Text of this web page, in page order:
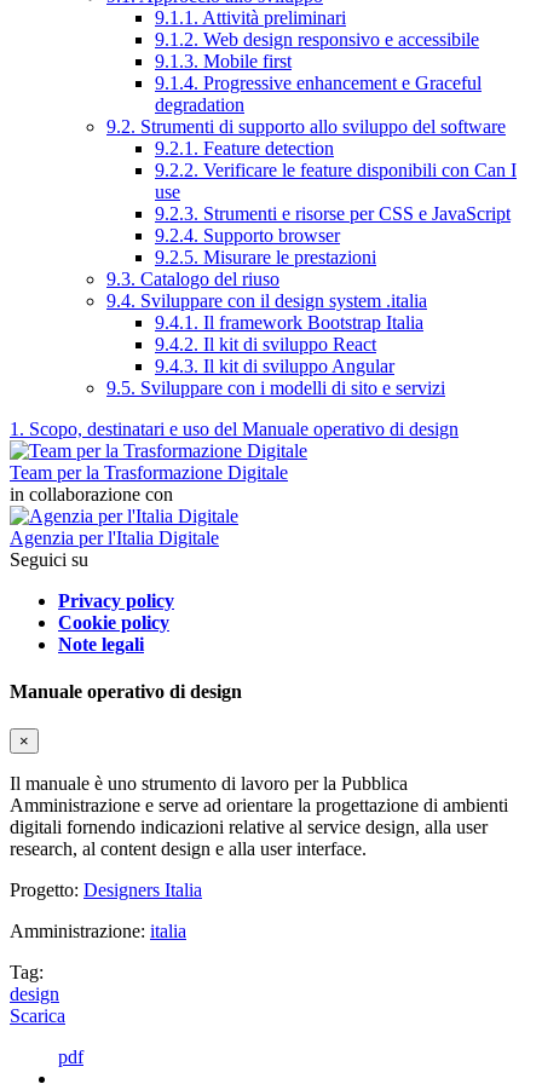
9.1.1. Attività preliminari
9.1.2. Web design responsivo e accessibile
9.1.3. Mobile first
9.1.4. Progressive enhancement e Graceful
degradation
9.2. Strumenti di supporto allo sviluppo del software
9.2.1. Feature detection
9.2.2. Verificare le feature disponibili con Can I
use
9.2.3. Strumenti e risorse per CSS e JavaScript
9.2.4. Supporto browser
9.2.5. Misurare le prestazioni
9.3. Catalogo del riuso
9.4. Sviluppare con il design system .italia
9.4.1. Il framework Bootstrap Italia
9.4.2. Il kit di sviluppo React
9.4.3. Il kit di sviluppo Angular
9.5. Sviluppare con i modelli di sito e servizi
1. Scopo, destinatari e uso del Manuale operativo di design
Team per la Trasformazione Digitale
in collaborazione con
Agenzia per l'Italia Digitale
Seguici su
Privacy policy
Cookie policy
Note legali
Manuale operativo di design
×
Il manuale è uno strumento di lavoro per la Pubblica
Amministrazione e serve ad orientare la progettazione di ambienti
digitali fornendo indicazioni relative al service design, alla user
research, al content design e alla user interface.
Progetto: Designers Italia
Amministrazione: italia
Tag:
design
Scarica
pdf